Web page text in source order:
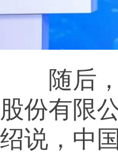
随后，
股份有限
绍说，中